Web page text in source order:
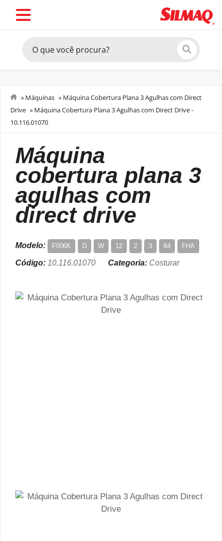
» Máquinas » Máquina Cobertura Plana 3 Agulhas com Direct
Drive » Máquina Cobertura Plana 3 Agulhas com Direct Drive -
10.116.01070
máquina
cobertura plana 3
agulhas com
direct drive
Modelo: F006K D W 12 2 3 64 FHA
Código: 10.116.01070 Categoria: Costurar